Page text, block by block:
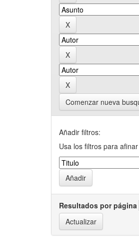
Comenzar nueva
Añadir filtros:
Usa los filtros para
Resultados por página